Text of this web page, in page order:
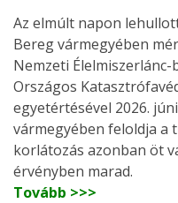
Az elmúlt napon
Bereg vármegyében
Nemzeti
Országos
egyetértésével 2026.
vármegyében feloldja a
korlátozás azonban öt
érvényben marad.
Tovább >>>